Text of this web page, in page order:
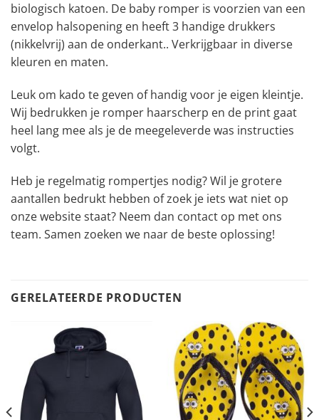
biologisch katoen. De baby romper is voorzien van een
envelop halsopening en heeft 3 handige drukkers
(nikkelvrij) aan de onderkant.. Verkrijgbaar in diverse
kleuren en maten.
Leuk om kado te geven of handig voor je eigen kleintje.
Wij bedrukken je romper haarscherp en de print gaat
heel lang mee als je de meegeleverde was instructies
volgt.
Heb je regelmatig rompertjes nodig? Wil je grotere
aantallen bedrukt hebben of zoek je iets wat niet op
onze website staat? Neem dan contact op met ons
team. Samen zoeken we naar de beste oplossing!
GERELATEERDE PRODUCTEN